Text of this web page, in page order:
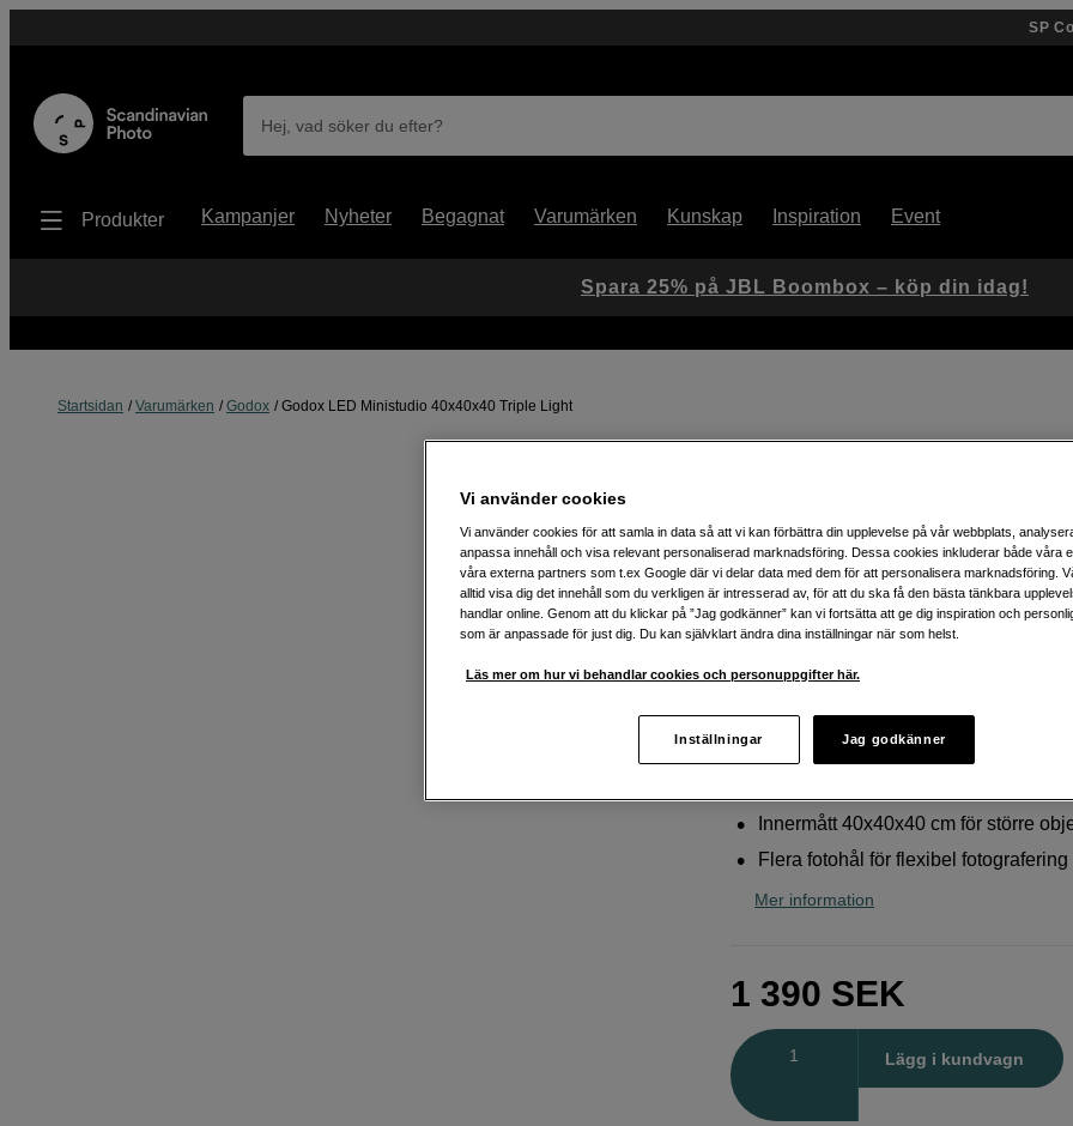
SP
Hej, vad söker du efter?
Produkter Kampanjer Nyheter Begagnat Varumärken Kunskap Inspiration Event
Startsidan Varumärken Godox Godox LED Ministudio 40x40x40 Triple Light
Godox LED Ministudio 40x40x40 Triple Light
LED-ministudio för smidiga
produktbilder hemma
arbetsdagar efter lagd beställning
Butikslager: Visa butik
Innermått 40x40x40 cm för större
Flera fotohål för flexibel fotografering
Mer information
1 390 SEK
Lägg i kundvagn
Spara 25% på JBL Boombox – köp din idag!
Vi använder cookies
Vi använder cookies för att samla in data så att vi kan förbättra din upplevelse på vår webbplats,
anpassa innehåll och visa relevant personaliserad marknadsföring. Dessa cookies inkluderar både våra
våra externa partners som t.ex Google där vi delar data med dem för att personalisera marknadsföring.
alltid visa dig det innehåll som du verkligen är intresserad av, för att du ska få den bästa tänkbara
handlar online. Genom att du klickar på ”Jag godkänner” kan vi fortsätta att ge dig inspiration och
som är anpassade för just dig. Du kan självklart ändra dina inställningar när som helst.
Läs mer om hur vi behandlar cookies och personuppgifter här.
Inställningar Jag godkänner